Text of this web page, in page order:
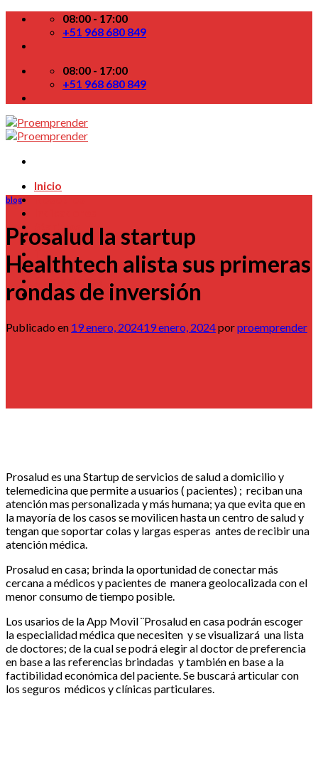
Skip
content
08:00 - 17:00
+51 968 680 849
08:00 - 17:00
+51 968 680 849
Inicio
Nosotros
Startups
Colabora
TV
Blog
Contactenos
blog
Prosalud la startup
Healthtech alista sus primeras
rondas de inversión
Publicado en 19 enero, 202419 enero, 2024porproemprender
Prosalud es una Startup de servicios de salud a domicilio y
telemedicina que permite a usuarios ( pacientes) ; reciban una
atención mas personalizada y más humana; ya que evita que en
la mayoría de los casos se movilicen hasta un centro de salud y
tengan que soportar colas y largas esperas antes de recibir una
atención médica.
Prosalud en casa; brinda la oportunidad de conectar más
cercana a médicos y pacientes de manera geolocalizada con el
menor consumo de tiempo posible.
Los usarios de la App Movil ¨Prosalud en casa podrán escoger
la especialidad médica que necesiten y se visualizará una lista
de doctores; de la cual se podrá elegir al doctor de preferencia
en base a las referencias brindadas y también en base a la
factibilidad económica del paciente. Se buscará articular con
los seguros médicos y clínicas particulares.